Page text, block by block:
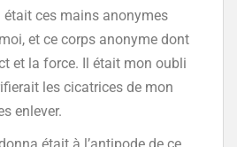
était ces mains anonymes
et ce corps anonyme dont
et la force. Il était mon oubli
les cicatrices de mon
enlever.